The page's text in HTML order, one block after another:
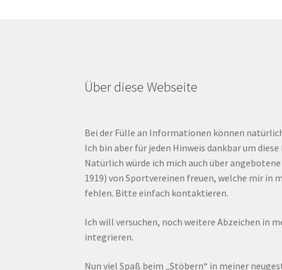
Über diese Webseite
Bei der Fülle an Informationen können
Ich bin aber für jeden Hinweis dankbar um
Natürlich würde ich mich auch über
1919) von Sportvereinen freuen, welche mir in
fehlen. Bitte einfach kontaktieren.
Ich will versuchen, noch weitere Abzeichen in
integrieren.
Nun viel Spaß beim „Stöbern“ in meiner